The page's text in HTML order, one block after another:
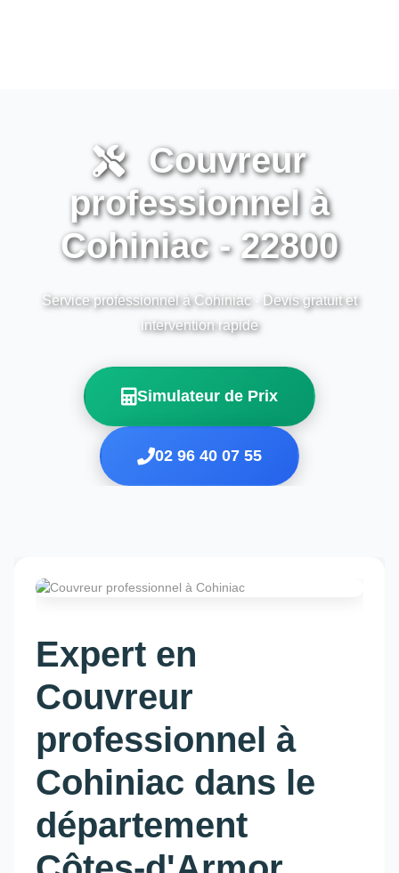
Couvreur
professionnel à
Cohiniac - 22800
Service professionnel à Cohiniac - Devis gratuit et
intervention rapide
Simulateur de Prix
02 96 40 07 55
Expert en
Couvreur
professionnel à
Cohiniac dans le
département